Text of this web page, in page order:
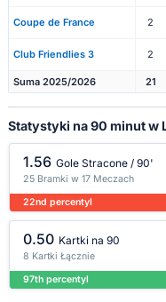
Coupe de France 2
Club Friendlies 3 2
Suma 2025/2026 21
Statystyki na 90 minut w
1.56 Gole Stracone / 90'
25 Bramki w 17 Meczach
22nd percentyl
0.50 Kartki na 90
8 Kartki Łącznie
97th percentyl